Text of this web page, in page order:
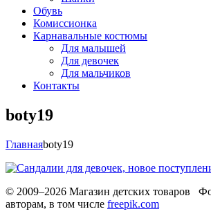
Обувь
Комиссионка
Карнавальные костюмы
Для малышей
Для девочек
Для мальчиков
Контакты
boty19
Главнаяboty19
© 2009–2026 Магазин детских товаров
авторам, в том числе freepik.com